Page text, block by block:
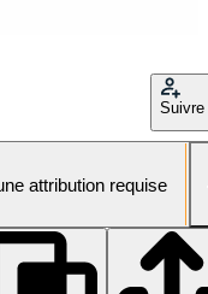
Suivre
attribution requise